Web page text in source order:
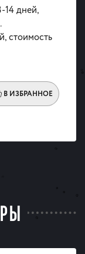
14 дней,
стоимость
В ИЗБРАННОЕ